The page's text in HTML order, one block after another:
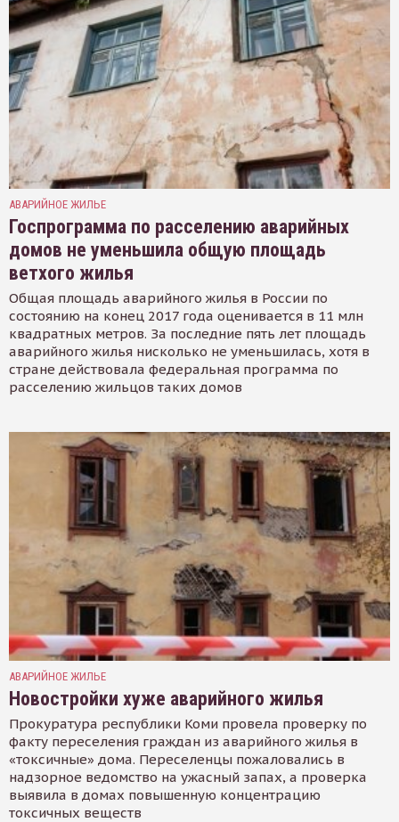
АВАРИЙНОЕ ЖИЛЬЕ
Госпрограмма по расселению аварийных
домов не уменьшила общую площадь
ветхого жилья
Общая площадь аварийного жилья в России по
состоянию на конец 2017 года оценивается в 11 млн
квадратных метров. За последние пять лет площадь
аварийного жилья нисколько не уменьшилась, хотя в
стране действовала федеральная программа по
расселению жильцов таких домов
АВАРИЙНОЕ ЖИЛЬЕ
Новостройки хуже аварийного жилья
Прокуратура республики Коми провела проверку по
факту переселения граждан из аварийного жилья в
«токсичные» дома. Переселенцы пожаловались в
надзорное ведомство на ужасный запах, а проверка
выявила в домах повышенную концентрацию
токсичных веществ